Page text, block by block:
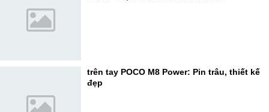
trên tay POCO M8 Power: Pin trâu, thiết kế
đẹp